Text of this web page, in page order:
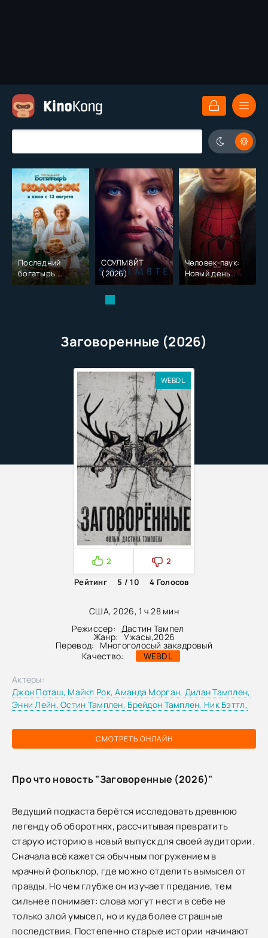
Последний
богатырь.
Колобок (2026)
СОУЛМ8ЙТ
(2026)
Человек-паук:
Новый день
(2026)
Заговоренные (2026)
США, 2026, 1 ч 28 мин
Режиссер: Дастин Тампел
Жанр: Ужасы,2026
Перевод:
Многоголосый закадровый
Качество:
WEBDL
WEBDL
2
2
Рейтинг
5 / 10 4 Голосов
СМОТРЕТЬ ОНЛАЙН
Актеры:
Джон Поташ, Майкл Рок,Аманда Морган, Дилан Тамплен,
Энни Лейн,Остин Тамплен, Брейдон Тамплен, Ник Бэттл,
Про что новость "Заговоренные (2026)"
Ведущий подкаста берётся исследовать древнюю
легенду об оборотнях, рассчитывая превратить
старую историю в новый выпуск для своей аудитории.
Сначала всё кажется обычным погружением в
мрачный фольклор, где можно отделить вымысел от
правды. Но чем глубже он изучает предание, тем
сильнее понимает: слова могут нести в себе не
только злой умысел, но и куда более страшные
последствия. Постепенно старые истории начинают